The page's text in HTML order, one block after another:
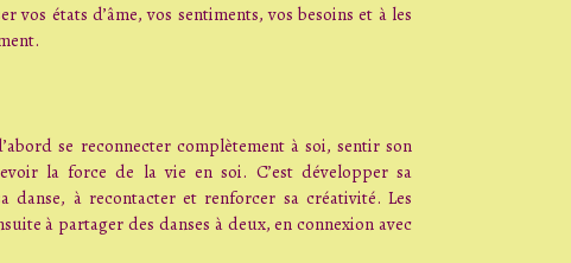
vos états d’âme, vos sentiments, vos besoins et à les
se reconnecter complètement à soi, sentir son
la force de la vie en soi. C’est développer sa
danse, à recontacter et renforcer sa créativité. Les
à partager des danses à deux, en connexion avec